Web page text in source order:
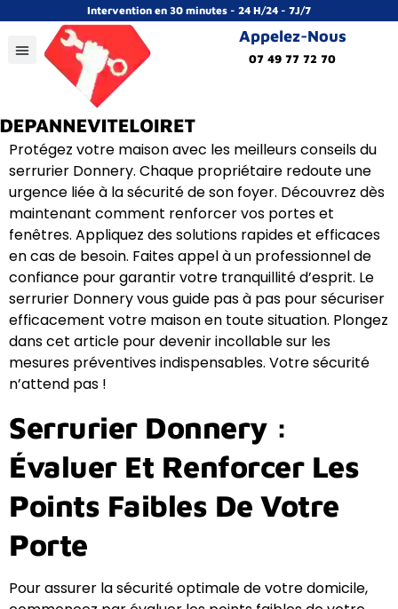
Intervention en 30 minutes - 24 H/24 - 7J/7
Appelez-Nous
07 49 77 72 70
Protégez votre maison avec les meilleurs conseils du
serrurier Donnery. Chaque propriétaire redoute une
urgence liée à la sécurité de son foyer. Découvrez dès
maintenant comment renforcer vos portes et
fenêtres. Appliquez des solutions rapides et efficaces
en cas de besoin. Faites appel à un professionnel de
confiance pour garantir votre tranquillité d’esprit. Le
serrurier Donnery vous guide pas à pas pour sécuriser
efficacement votre maison en toute situation. Plongez
dans cet article pour devenir incollable sur les
mesures préventives indispensables. Votre sécurité
n’attend pas !
Serrurier Donnery :
Évaluer Et Renforcer Les
Points Faibles De Votre
Porte
Pour assurer la sécurité optimale de votre domicile,